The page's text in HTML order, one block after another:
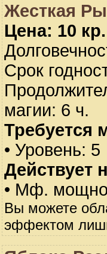
Жесткая
Цена: 10 кр.
Срок
магии: 6 ч.
Требуется
• Уровень: 5
Действует
• Мф.
Вы можете
эффектом